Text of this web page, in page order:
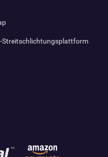
Streitschlichtungsplattform